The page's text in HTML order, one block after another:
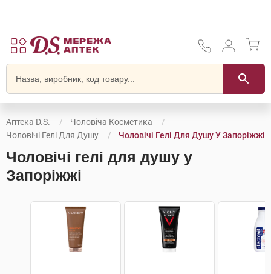
Аптека D.S.
Чоловіча Косметика
Чоловічі Гелі Для Душу
Чоловічі Гелі Для Душу У Запоріжжі
Чоловічі гелі для душу у
Запоріжжі